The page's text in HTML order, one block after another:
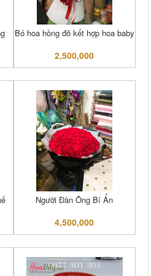
Bó hoa hồng đỏ kết hợp hoa baby
2,500,000
Người Đàn Ông Bí Ẩn
4,500,000